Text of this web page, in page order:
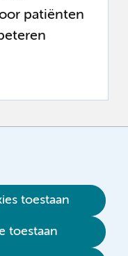
toestaan
toestaan
patiënten